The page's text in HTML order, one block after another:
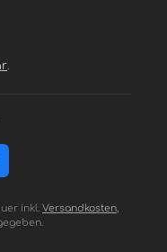
.
inkl. Versandkosten,